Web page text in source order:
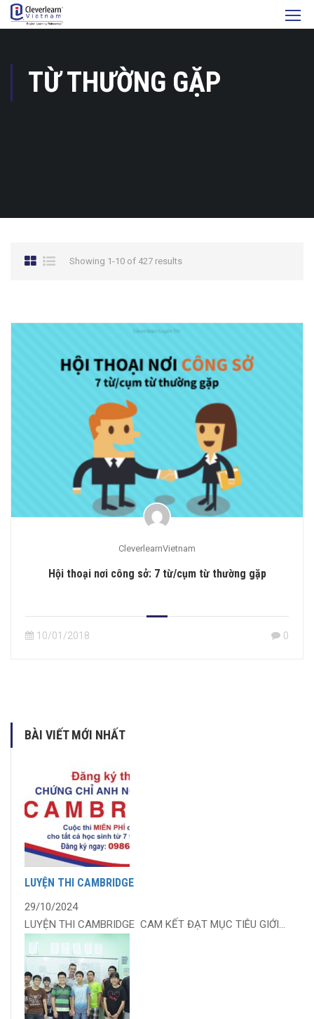
TỪ THƯỜNG GẶP
Showing 1-10 of 427 results
CleverlearnVietnam
Hội thoại nơi công sở: 7 từ/cụm từ thường gặp
10/01/2018 0
BÀI VIẾT MỚI NHẤT
LUYỆN THI CAMBRIDGE
29/10/2024
LUYỆN THI CAMBRIDGE CAM KẾT ĐẠT MỤC TIÊU GIỚI...